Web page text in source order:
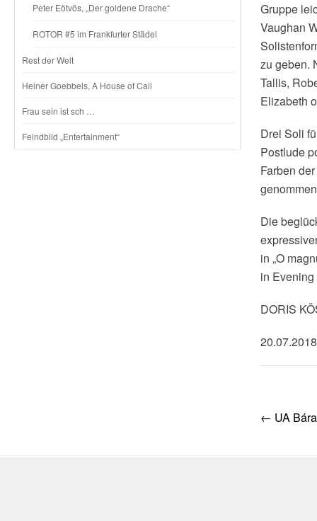
Peter Eötvös, „Der goldene Drache“
ROTOR #5 im Frankfurter Städel
Rest der Welt
Heiner Goebbels, A House of Call
Frau sein ist sch …
Feindbild „Entertainment“
Gruppe
Vaughan
zu geben.
Tallis,
Elizabeth
Drei Soli
Postlude
Farben
Die
in „O
in
DORIS
20.07.2018
Post
← UA